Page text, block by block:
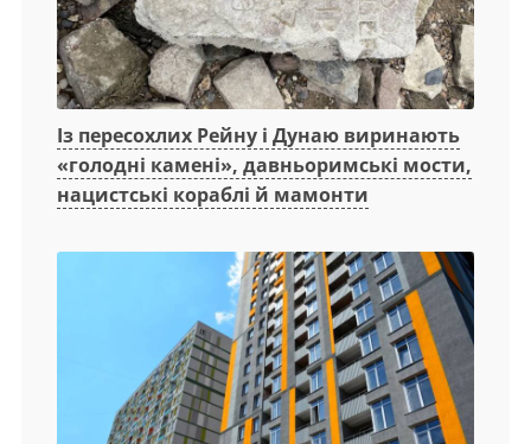
Із пересохлих Рейну і Дунаю виринають
«голодні камені», давньоримські мости,
нацистські кораблі й мамонти